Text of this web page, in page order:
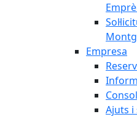
Empresa
Ajuts i